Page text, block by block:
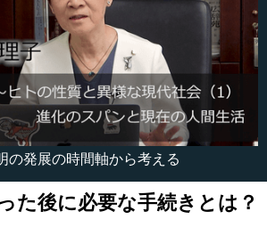
の発展の時間軸から考える
た後に必要な手続きとは？